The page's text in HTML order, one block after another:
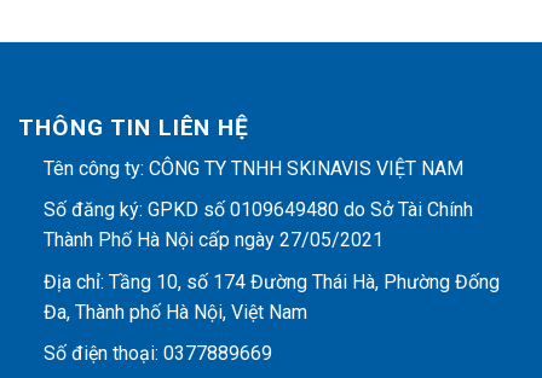
THÔNG TIN LIÊN HỆ
Tên công ty: CÔNG TY TNHH SKINAVIS VIỆT NAM
Số đăng ký: GPKD số 0109649480 do Sở Tài Chính
Thành Phố Hà Nội cấp ngày 27/05/2021
Địa chỉ: Tầng 10, số 174 Đường Thái Hà, Phường Đống
Đa, Thành phố Hà Nội, Việt Nam
Số điện thoại: 0377889669